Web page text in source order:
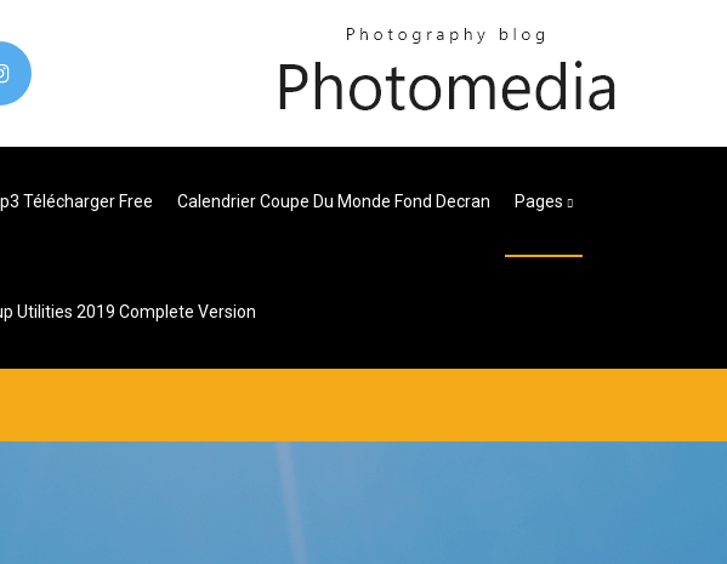
Télécharger Free Calendrier Coupe Du Monde Fond Decran Pages
Utilities 2019 Complete Version